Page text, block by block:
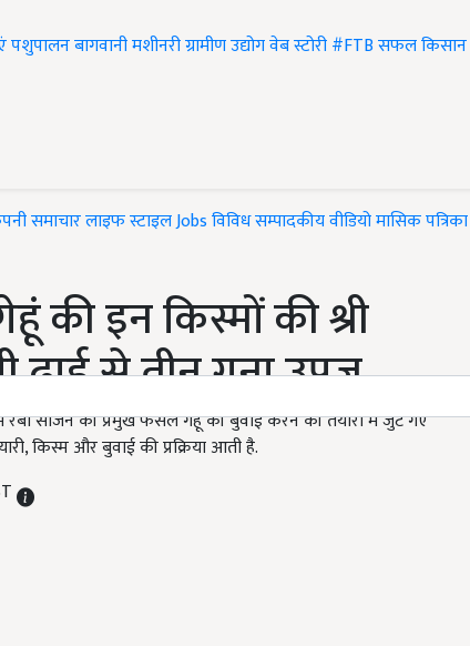
पशुपालनबागवानीमशीनरीग्रामीण उद्योगवेब स्टोरी#FTBसफल किसान
समाचारलाइफ स्टाइलJobsविविधसम्पादकीयवीडियोमासिक पत्रिका
की इन किस्मों की श्री
ढाई से तीन गुना उपज
सीजन की प्रमुख फसल गेहूं की बुवाई करने की तैयारी में जुट गए
किस्म और बुवाई की प्रक्रिया आती है.